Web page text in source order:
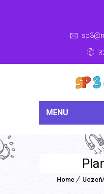
MENU
Home